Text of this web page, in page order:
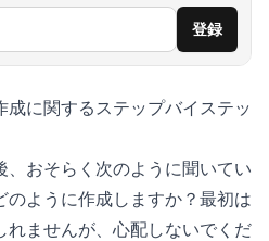
登録
に関するステップバイステッ
、おそらく次のように聞いてい
のように作成しますか？最初は
れませんが、心配しないでくだ